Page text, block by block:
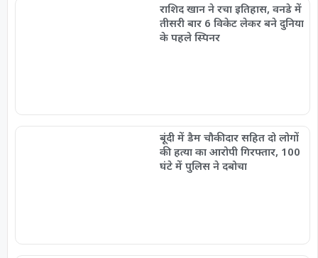
राशिद खान ने रचा इतिहास, वनडे में
तीसरी बार 6 विकेट लेकर बने दुनिया
के पहले स्पिनर
बूंदी में डैम चौकीदार सहित दो लोगों
की हत्या का आरोपी गिरफ्तार, 100
घंटे में पुलिस ने दबोचा